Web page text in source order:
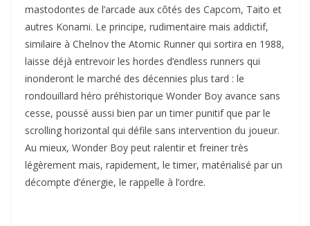
mastodontes de l’arcade aux côtés des Capcom, Taito et
autres Konami. Le principe, rudimentaire mais addictif,
similaire à Chelnov the Atomic Runner qui sortira en 1988,
laisse déjà entrevoir les hordes d’endless runners qui
inonderont le marché des décennies plus tard : le
rondouillard héro préhistorique Wonder Boy avance sans
cesse, poussé aussi bien par un timer punitif que par le
scrolling horizontal qui défile sans intervention du joueur.
Au mieux, Wonder Boy peut ralentir et freiner très
légèrement mais, rapidement, le timer, matérialisé par un
décompte d’énergie, le rappelle à l’ordre.